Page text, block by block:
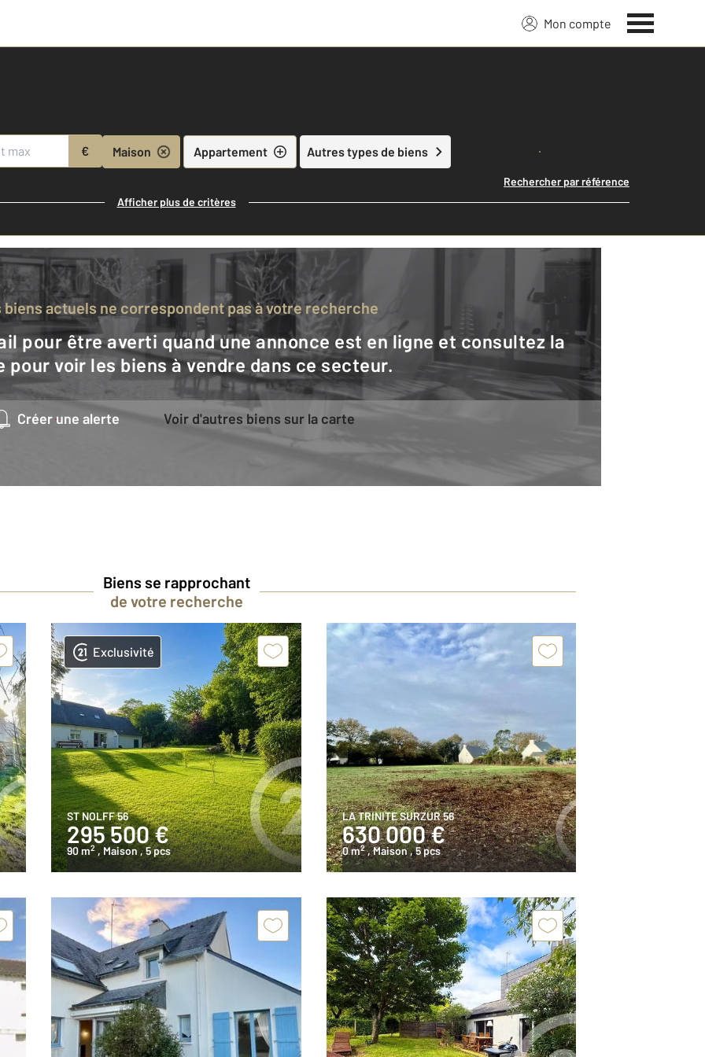
Mon compte
€ Maison Appartement Autres types de biens Lancer ma recherche
Rechercher par référence
Afficher plus de critères
biens actuels ne correspondent pas à votre recherche
pour voir les biens à vendre dans ce secteur.
Créer une alerte Voir d'autres biens sur la carte
Biens se rapprochant
de votre recherche
Exclusivité
ST NOLFF 56
295 500 €
90 m2 , Maison , 5 pcs
LA TRINITE SURZUR 56
630 000 €
0 m2 , Maison, 5 pcs